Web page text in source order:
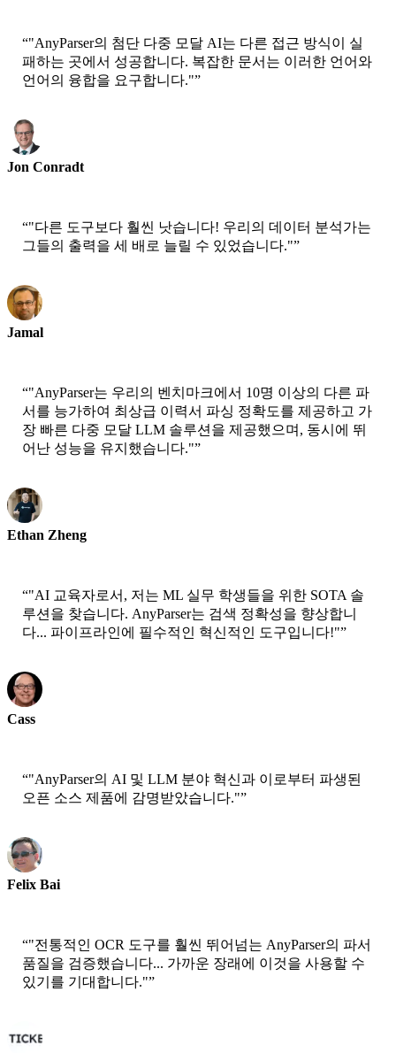
“"AnyParser의 첨단 다중 모달 AI는 다른 접근 방식이 실
패하는 곳에서 성공합니다. 복잡한 문서는 이러한 언어와
언어의 융합을 요구합니다."”
Jon Conradt
“"다른 도구보다 훨씬 낫습니다! 우리의 데이터 분석가는
그들의 출력을 세 배로 늘릴 수 있었습니다."”
Jamal
“"AnyParser는 우리의 벤치마크에서 10명 이상의 다른 파
서를 능가하여 최상급 이력서 파싱 정확도를 제공하고 가
장 빠른 다중 모달 LLM 솔루션을 제공했으며, 동시에 뛰
어난 성능을 유지했습니다."”
Ethan Zheng
“"AI 교육자로서, 저는 ML 실무 학생들을 위한 SOTA 솔
루션을 찾습니다. AnyParser는 검색 정확성을 향상합니
다... 파이프라인에 필수적인 혁신적인 도구입니다!"”
Cass
“"AnyParser의 AI 및 LLM 분야 혁신과 이로부터 파생된
오픈 소스 제품에 감명받았습니다."”
Felix Bai
“"전통적인 OCR 도구를 훨씬 뛰어넘는 AnyParser의 파서
품질을 검증했습니다... 가까운 장래에 이것을 사용할 수
있기를 기대합니다."”